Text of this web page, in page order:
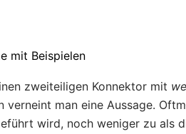
mit Beispielen
zweiteiligen Konnektor mit
verneint man eine Aussage.
wird, noch weniger zu als